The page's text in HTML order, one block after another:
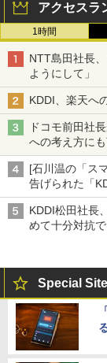
アクセスラ
1時間
NTT島田社長
ようにして」
KDDI、楽天へ
ドコモ前田社
への考え方に
[石川温の「ス
告げられた「
穴と楽天モバ
KDDI松田社長
めて十分対抗で
Special Site